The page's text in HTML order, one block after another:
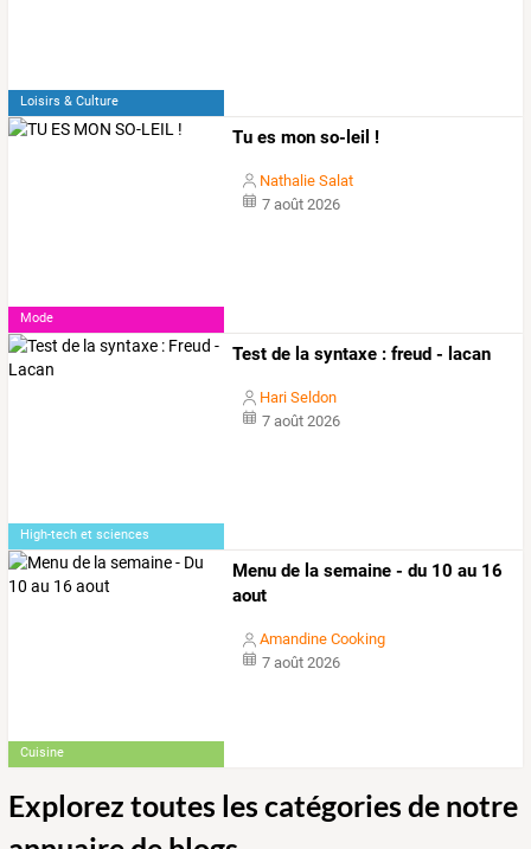
Loisirs & Culture
Mode
Tu es mon so-leil !
Nathalie Salat
7 août 2026
High-tech et sciences
Test de la syntaxe : freud - lacan
Hari Seldon
7 août 2026
Cuisine
Menu de la semaine - du 10 au 16
aout
Amandine Cooking
7 août 2026
Explorez toutes les catégories de notre